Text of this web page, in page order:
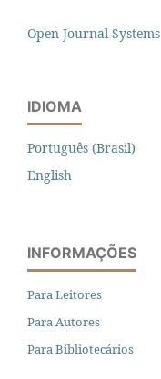
Open Journal Systems
IDIOMA
Português (Brasil)
English
INFORMAÇÕES
Para Leitores
Para Autores
Para Bibliotecários